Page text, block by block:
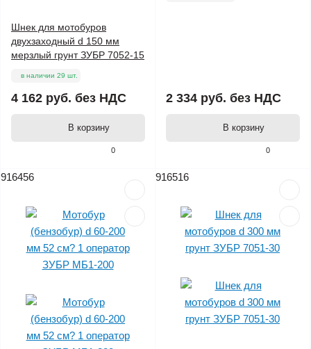
0
Шнек для мотобуров
двухзаходный d 150 мм
мерзлый грунт ЗУБР 7052-15
в наличии 29 шт.
4 162 руб. без НДС
В корзину
0
2 334 руб. без НДС
В корзину
916456 916516